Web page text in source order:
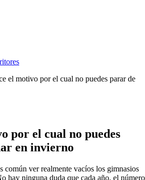
el motivo por el cual no puedes parar de
por el cual no puedes
en invierno
común ver realmente vacíos los gimnasios
hay ninguna duda que cada año, el número